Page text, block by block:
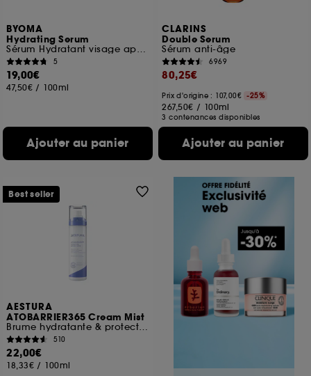
BYOMA
Hydrating Serum
Sérum Hydratant visage apaisant
5
19,00€
47,50€ / 100ml
Ajouter au panier
CLARINS
Double Serum
Sérum anti-âge
6969
80,25€
Prix d'origine : 107,00€ -25%
267,50€ / 100ml
3 contenances disponibles
Ajouter au panier
AESTURA
ATOBARRIER365 Cream Mist
Brume hydratante & protectrice barrière cutanée
510
22,00€
18,33€ / 100ml
Best seller